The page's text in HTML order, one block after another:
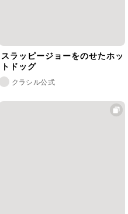
スラッピージョーをのせたホッ
トドッグ
クラシル公式